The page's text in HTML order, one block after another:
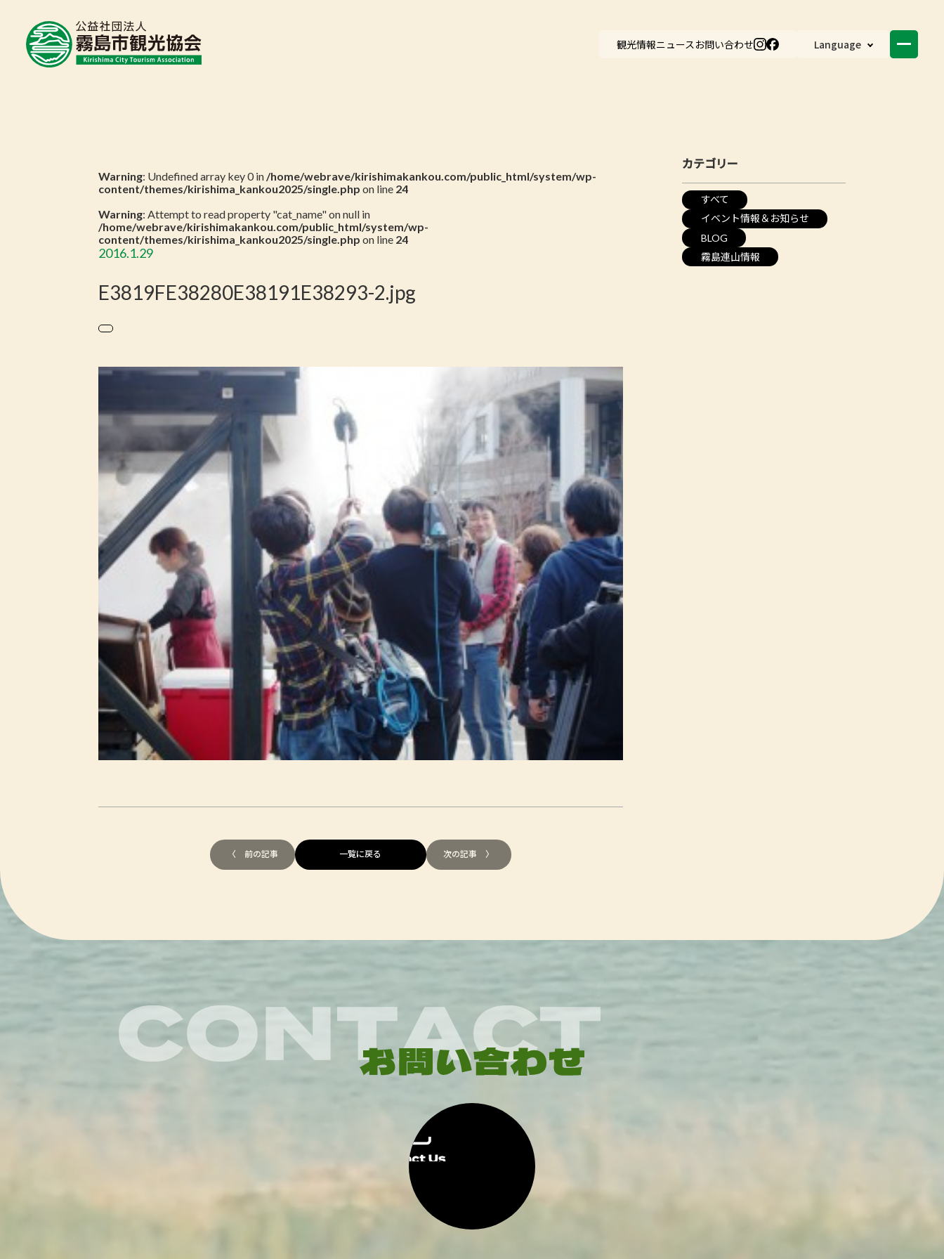
観光情報ニュース お問い合わせ Language
Warning: Undefined array key 0 in/home/webrave/kirishimakankou.com/public_html/system/wp-
content/themes/kirishima_kankou2025/single.php on line 24
Warning: Attempt to read property "cat_name" on null in
/home/webrave/kirishimakankou.com/public_html/system/wp-
content/themes/kirishima_kankou2025/single.php on line 24
2016.1.29
E3819FE38280E38191E38293-2.jpg
〈 前の記事 一覧に戻る 次の記事 〉
カテゴリー
すべて
イベント情報＆お知らせ
BLOG
霧島連山情報